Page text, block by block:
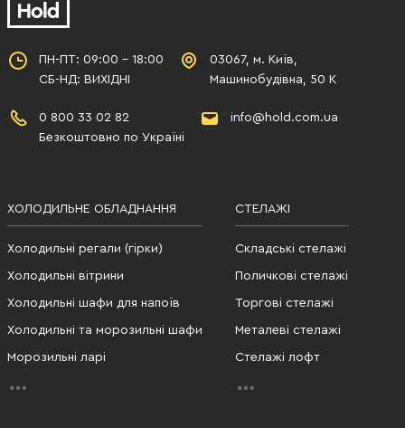
ПН-ПТ: 09:00 - 18:00
СБ-НД: ВИХІДНІ
03067, м. Київ,
Машинобудівна, 50 К
0 800 33 02 82
Безкоштовно по Україні
info@hold.com.ua
ХОЛОДИЛЬНЕ ОБЛАДНАННЯ
Холодильні регали (гірки)
Холодильні вітрини
Холодильні шафи для напоїв
Холодильні та морозильні шафи
Морозильні ларі
СТЕЛАЖІ
Складські стелажі
Поличкові стелажі
Торгові стелажі
Металеві стелажі
Стелажі лофт